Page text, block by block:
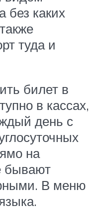
без каких
туда и
билет в
в кассах,
день с
на
бывают
В меню